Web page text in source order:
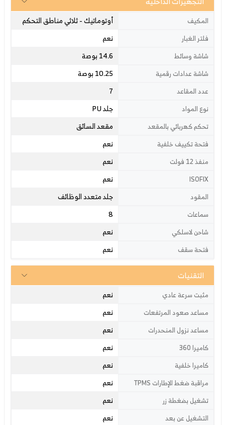
المكيف أوتوماتيك - ثلاثي مناطق التحكم
فلتر الغبار نعم
شاشة وسائط 14.6 بوصة
شاشة عدادات رقمية 10.25 بوصة
عدد المقاعد 7
نوع المواد جلد PU
تحكم كهربائي بالمقعد مقعد السائق
فتحة تكييف خلفية نعم
منفذ 12 فولت نعم
ISOFIX نعم
المقود جلد متعدد الوظائف
سماعات 8
شاحن لاسلكي نعم
فتحة سقف نعم
التقنيات
مثبت سرعة عادي نعم
مساعد صعود المرتفعات نعم
مساعد نزول المنحدرات نعم
كاميرا 360 نعم
كاميرا خلفية نعم
مراقبة ضغط الإطارات TPMS نعم
تشغيل بضغطة زر نعم
التشغيل عن بعد نعم